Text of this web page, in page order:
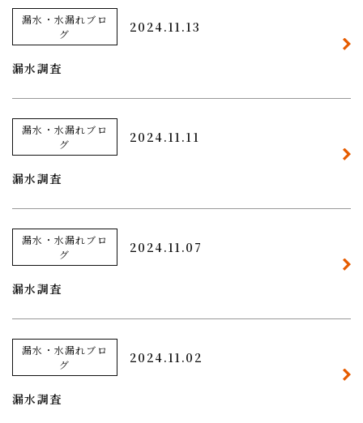
漏水・水漏れブロ
グ 2024.11.13
漏水調査
漏水・水漏れブロ
グ 2024.11.11
漏水調査
漏水・水漏れブロ
グ 2024.11.07
漏水調査
漏水・水漏れブロ
グ 2024.11.02
漏水調査